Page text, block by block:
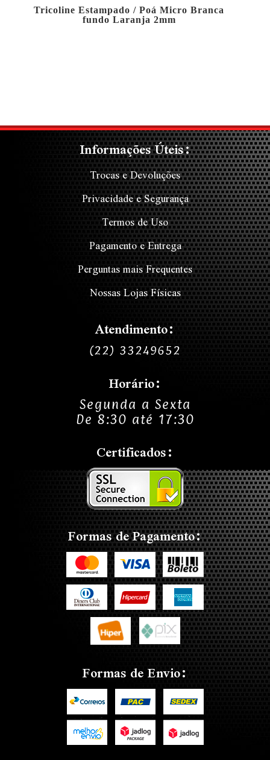
Tricoline Estampado / Poá Micro Branca
fundo Laranja 2mm
Informações Úteis:
Trocas e Devoluções
Privacidade e Segurança
Termos de Uso
Pagamento e Entrega
Perguntas mais Frequentes
Nossas Lojas Físicas
Atendimento:
(22) 33249652
Horário:
Segunda a Sexta
De 8:30 até 17:30
Certificados:
Formas de Pagamento:
Formas de Envio: